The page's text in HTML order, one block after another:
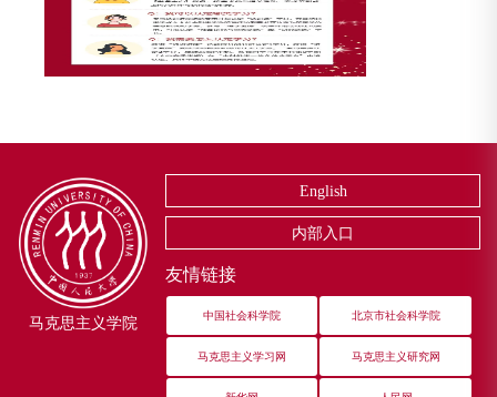
马克思主义学院
English
内部入口
友情链接
中国社会科学院 北京市社会科学院
马克思主义学习网 马克思主义研究网